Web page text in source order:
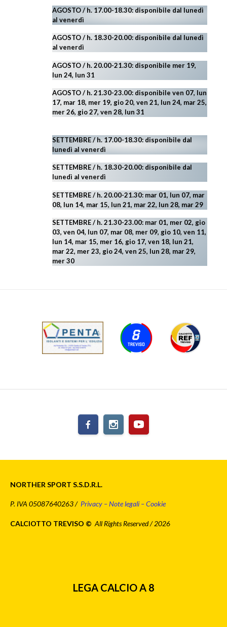
AGOSTO / h. 17.00-18.30: disponibile dal lunedì
al venerdì
AGOSTO/ h. 18.30-20.00: disponibile dal lunedì
al venerdì
AGOSTO / h. 20.00-21.30: disponibile mer 19,
lun 24, lun 31
AGOSTO/ h. 21.30-23.00: disponibile ven 07, lun
17, mar 18, mer 19, gio 20, ven 21, lun 24, mar 25,
mer 26, gio 27, ven 28, lun 31
SETTEMBRE / h. 17.00-18.30: disponibile dal
lunedì al venerdì
SETTEMBRE / h. 18.30-20.00: disponibile dal
lunedì al venerdì
SETTEMBRE / h. 20.00-21.30: mar 01, lun 07, mar
08, lun 14, mar 15, lun 21, mar 22, lun 28, mar 29
SETTEMBRE / h. 21.30-23.00: mar 01, mer 02, gio
03, ven 04, lun 07, mar 08, mer 09, gio 10, ven 11,
lun 14, mar 15, mer 16, gio 17, ven 18, lun 21,
mar 22, mer 23, gio 24, ven 25, lun 28, mar 29,
mer 30
NORTHER SPORT S.S.D.R.L.
P. IVA 05087640263 / Privacy – Note legali – Cookie
CALCIOTTO TREVISO © All Rights Reserved / 2026
LEGA CALCIO A 8